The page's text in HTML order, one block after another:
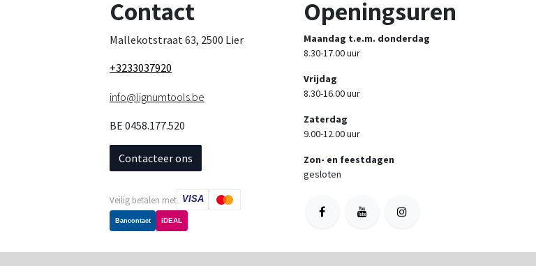
Contact
Mallekotstraat 63, 2500 Lier
+3233037920
info@lignumtools.be
BE 0458.177.520
Contacteer ons
Veilig betalen met VISA
Bancontact iDEAL
Openingsuren
Maandag t.e.m. donderdag
8.30-17.00 uur
Vrijdag
8.30-16.00 uur
Zaterdag
9.00-12.00 uur
Zon- en feestdagen
gesloten